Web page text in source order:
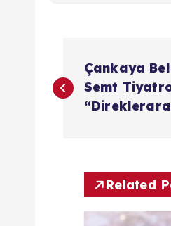
a
Çankaya
Semt
Related